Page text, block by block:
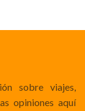
sobre viajes,
opiniones aquí